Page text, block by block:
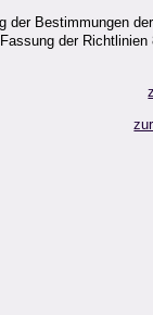
der Bestimmungen
der